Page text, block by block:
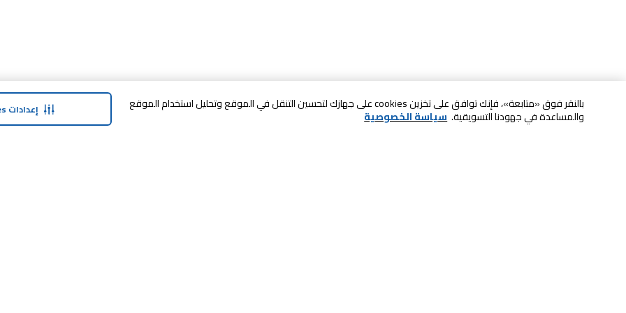
بالنقر فوق «متابعة»، فإنك توافق على تخزين cookies على جهازك لتحسين التنقل في الموقع وتحليل استخدام الموقع
والمساعدة في جهودنا التسويقية. سياسة الخصوصية إعدادات Cookies